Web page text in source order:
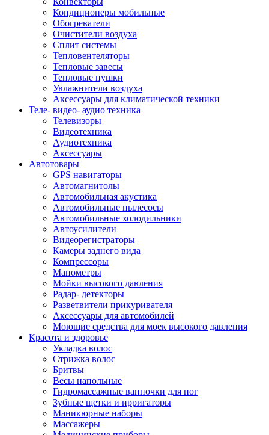
Кондиционеры мобильные
Обогреватели
Очистители воздуха
Сплит системы
Тепловентеляторы
Тепловые завесы
Тепловые пушки
Увлажнители воздуха
Аксессуары для климатической техники
Теле- видео- аудио техника
Телевизоры
Видеотехника
Аудиотехника
Аксессуары
Автотовары
GPS навигаторы
Автомагнитолы
Автомобильная акустика
Автомобильные пылесосы
Автомобильные холодильники
Автоусилители
Видеорегистраторы
Камеры заднего вида
Компрессоры
Манометры
Мойки высокого давления
Радар- детекторы
Разветвители прикуривателя
Аксессуары для автомобилей
Моющие средства для моек высокого давления
Красота и здоровье
Укладка волос
Стрижка волос
Бритвы
Весы напольные
Гидромассажные ванночки для ног
Зубные щетки и ирригаторы
Маникюрные наборы
Массажеры